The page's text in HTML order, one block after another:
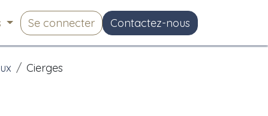
Se connecter Contactez-nous
Cierges